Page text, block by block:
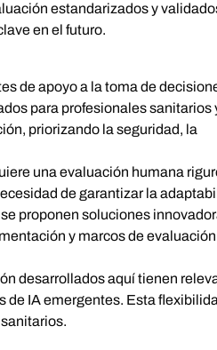
estandarizados y
en el futuro.
de apoyo a la toma de
para profesionales sanitarios
priorizando la seguridad, la
una evaluación humana
de garantizar la
proponen soluciones
y marcos de evaluación
desarrollados aquí tienen
de IA emergentes. Esta